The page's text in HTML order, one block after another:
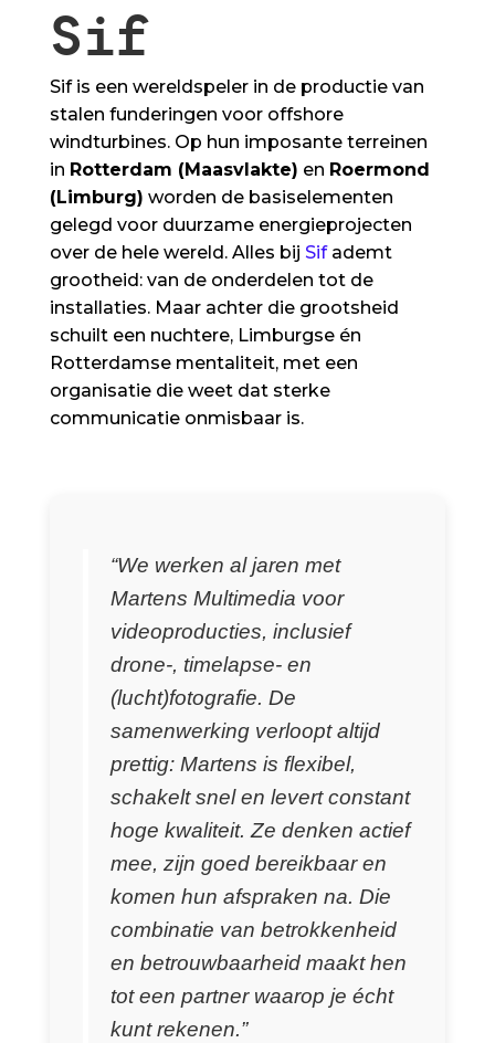
Sif
Sif is een wereldspeler in de productie van
stalen funderingen voor offshore
windturbines. Op hun imposante terreinen
in Rotterdam (Maasvlakte) en Roermond
(Limburg) worden de basiselementen
gelegd voor duurzame energieprojecten
over de hele wereld. Alles bij Sifademt
grootheid: van de onderdelen tot de
installaties. Maar achter die grootsheid
schuilt een nuchtere, Limburgse én
Rotterdamse mentaliteit, met een
organisatie die weet dat sterke
communicatie onmisbaar is.
“We werken al jaren met
Martens Multimedia voor
videoproducties, inclusief
drone-, timelapse- en
(lucht)fotografie. De
samenwerking verloopt altijd
prettig: Martens is flexibel,
schakelt snel en levert constant
hoge kwaliteit. Ze denken actief
mee, zijn goed bereikbaar en
komen hun afspraken na. Die
combinatie van betrokkenheid
en betrouwbaarheid maakt hen
tot een partner waarop je écht
kunt rekenen.”